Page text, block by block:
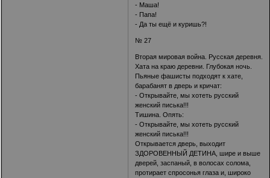
- Маша!
- Папа!
- Да ты ещё и куришь?!
№ 27
Вторая мировая война. Русская деревня.
Хата на краю деревни. Глубокая ночь.
Пьяные фашисты подходят к хате,
барабанят в дверь и кричат:
- Открывайте, мы хотеть русский
женский писька!!!
Тишина. Опять:
- Открывайте, мы хотеть русский
женский писька!!!
Открывается дверь, выходит
ЗДОРОВЕННЫЙ ДЕТИНА, шире и выше
дверей, заспаный, в волосах солома,
протирает спросонья глаза и, широко